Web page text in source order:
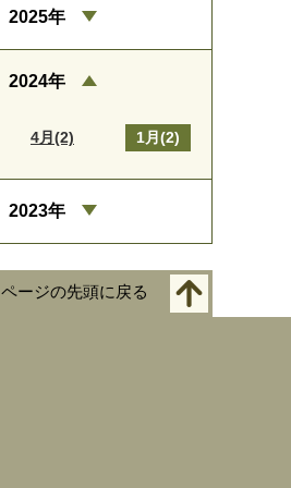
2025年
2024年
4月(2) 1月(2)
2023年
ページの先頭に戻る